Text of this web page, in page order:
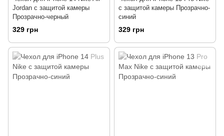
Jordan с защитой камеры
Прозрачно-черный
329 грн
с защитой камеры Прозрачно-
синий
329 грн